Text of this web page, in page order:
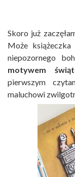
Skoro już
Może
niepozornego
motywem
pierwszym
maluchowi